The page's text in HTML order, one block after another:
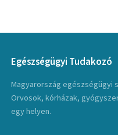
Egészségügyi Tudakozó
Magyarország egészségügyi
Orvosok, kórházak,
egy helyen.